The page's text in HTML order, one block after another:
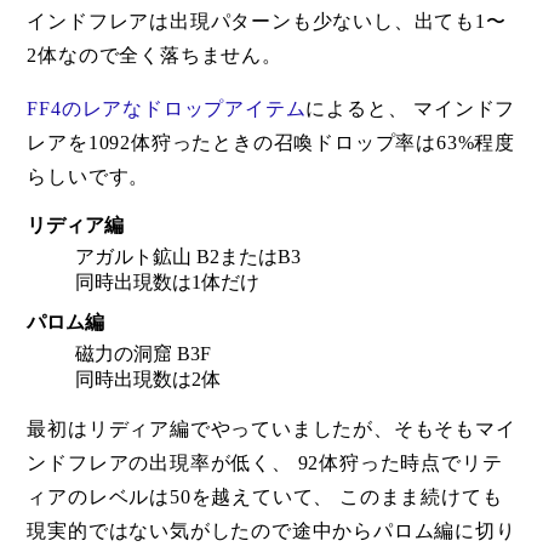
インドフレアは出現パターンも少ないし、出ても1〜
2体なので全く落ちません。
FF4のレアなドロップアイテムによると、 マインドフ
レアを1092体狩ったときの召喚ドロップ率は63%程度
らしいです。
リディア編
アガルト鉱山 B2またはB3
同時出現数は1体だけ
パロム編
磁力の洞窟 B3F
同時出現数は2体
最初はリディア編でやっていましたが、そもそもマイ
ンドフレアの出現率が低く、 92体狩った時点でリテ
ィアのレベルは50を越えていて、 このまま続けても
現実的ではない気がしたので途中からパロム編に切り